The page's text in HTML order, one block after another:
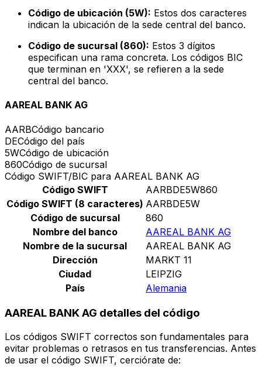
Código de ubicación (5W): Estos dos caracteres
indican la ubicación de la sede central del banco.
Código de sucursal (860): Estos 3 dígitos
especifican una rama concreta. Los códigos BIC
que terminan en 'XXX', se refieren a la sede
central del banco.
AAREAL BANK AG
AARBCódigo bancario
DECódigo del país
5WCódigo de ubicación
860Código de sucursal
Código SWIFT/BIC para AAREAL BANK AG
Código SWIFT
AARBDE5W860
Código SWIFT (8 caracteres) AARBDE5W
Código de sucursal
860
Nombre del banco
AAREAL BANK AG
Nombre de la sucursal
AAREAL BANK AG
Dirección
MARKT 11
Ciudad
LEIPZIG
País
Alemania
AAREAL BANK AG detalles del código
Los códigos SWIFT correctos son fundamentales para
evitar problemas o retrasos en tus transferencias. Antes
de usar el código SWIFT, cerciórate de: